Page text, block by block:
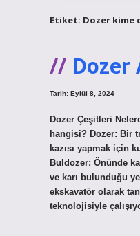
Etiket: Dozer kime
Dozer
Tarih: Eylül 8, 2024
Dozer Çeşitleri
hangisi? Dozer: Bir
kazısı yapmak için
Buldozer; Önünde
ve karı bulunduğu
ekskavatör olarak
teknolojisiyle